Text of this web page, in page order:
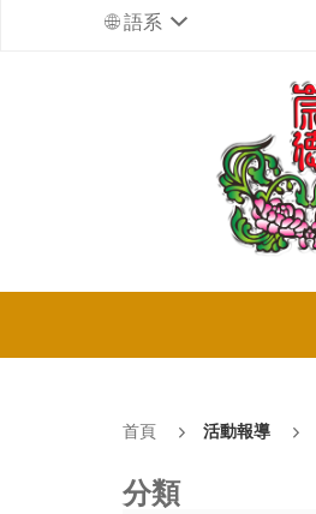
語系
首頁 活動報導
分類